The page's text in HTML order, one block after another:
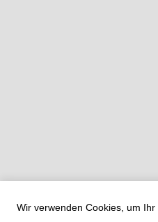
Wir verwenden Cookies, um